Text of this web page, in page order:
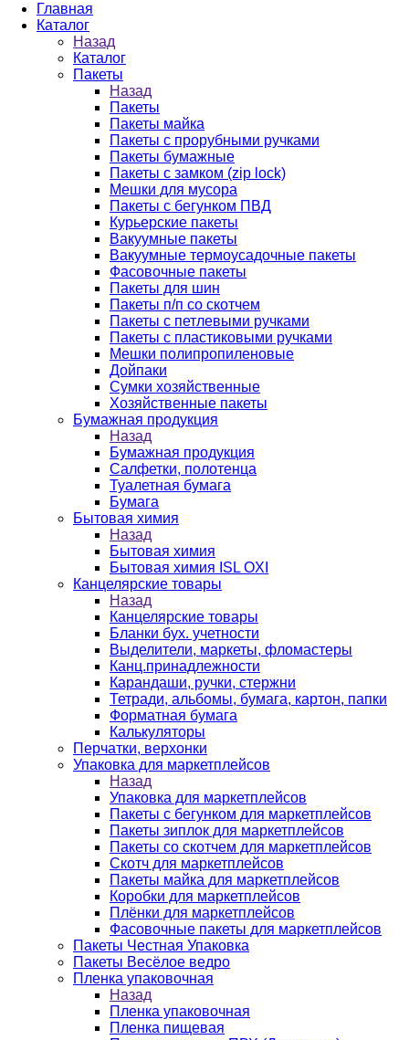
Главная
Каталог
Назад
Каталог
Пакеты
Назад
Пакеты
Пакеты майка
Пакеты с прорубными ручками
Пакеты бумажные
Пакеты с замком (zip lock)
Мешки для мусора
Пакеты с бегунком ПВД
Курьерские пакеты
Вакуумные пакеты
Вакуумные термоусадочные пакеты
Фасовочные пакеты
Пакеты для шин
Пакеты п/п со скотчем
Пакеты с петлевыми ручками
Пакеты с пластиковыми ручками
Мешки полипропиленовые
Дойпаки
Сумки хозяйственные
Хозяйственные пакеты
Бумажная продукция
Назад
Бумажная продукция
Салфетки, полотенца
Туалетная бумага
Бумага
Бытовая химия
Назад
Бытовая химия
Бытовая химия ISL OXI
Канцелярские товары
Назад
Канцелярские товары
Бланки бух. учетности
Выделители, маркеты, фломастеры
Канц.принадлежности
Карандаши, ручки, стержни
Тетради, альбомы, бумага, картон, папки
Форматная бумага
Калькуляторы
Перчатки, верхонки
Упаковка для маркетплейсов
Назад
Упаковка для маркетплейсов
Пакеты с бегунком для маркетплейсов
Пакеты зиплок для маркетплейсов
Пакеты со скотчем для маркетплейсов
Скотч для маркетплейсов
Пакеты майка для маркетплейсов
Коробки для маркетплейсов
Плёнки для маркетплейсов
Фасовочные пакеты для маркетплейсов
Пакеты Честная Упаковка
Пакеты Весёлое ведро
Пленка упаковочная
Назад
Пленка упаковочная
Пленка пищевая